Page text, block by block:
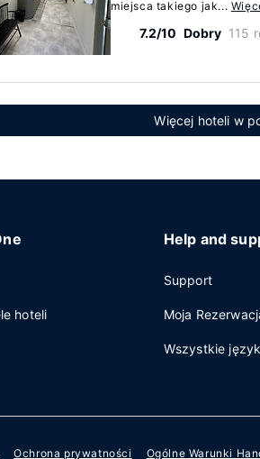
miejsca takiego jak...
7.2/10 Dobry 115
Więcej hoteli w
hoteli
Help and
Support
Moja
Wszystkie
Ochrona prywatności Ogólne Warunki